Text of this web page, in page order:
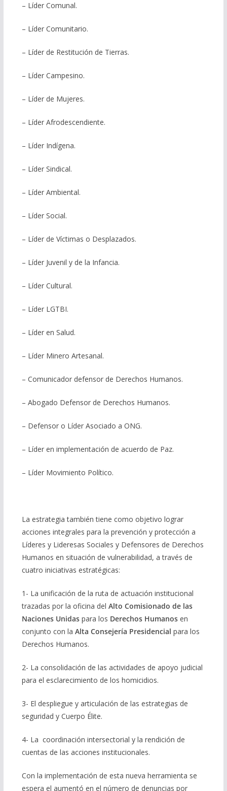
– Líder Comunal.
– Líder Comunitario.
– Líder de Restitución de Tierras.
– Líder Campesino.
– Líder de Mujeres.
– Líder Afrodescendiente.
– Líder Indígena.
– Líder Sindical.
– Líder Ambiental.
– Líder Social.
– Líder de Víctimas o Desplazados.
– Líder Juvenil y de la Infancia.
– Líder Cultural.
– Líder LGTBI.
– Líder en Salud.
– Líder Minero Artesanal.
– Comunicador defensor de Derechos Humanos.
– Abogado Defensor de Derechos Humanos.
– Defensor o Líder Asociado a ONG.
– Líder en implementación de acuerdo de Paz.
– Líder Movimiento Político.
La estrategia también tiene como objetivo lograr
acciones integrales para la prevención y protección a
Líderes y Lideresas Sociales y Defensores de Derechos
Humanos en situación de vulnerabilidad, a través de
cuatro iniciativas estratégicas:
1- La unificación de la ruta de actuación institucional
trazadas por la oficina del Alto Comisionado de las
Naciones Unidaspara los Derechos Humanosen
conjunto con la Alta Consejería Presidencial para los
Derechos Humanos.
2- La consolidación de las actividades de apoyo judicial
para el esclarecimiento de los homicidios.
3- El despliegue y articulación de las estrategias de
seguridad y Cuerpo Élite.
4- La coordinación intersectorial y la rendición de
cuentas de las acciones institucionales.
Con la implementación de esta nueva herramienta se
espera el aumentó en el número de denuncias por